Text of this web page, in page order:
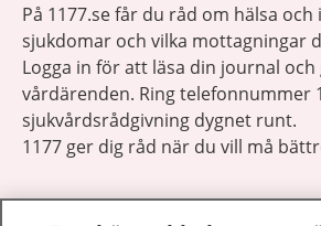
På 1177.se får du råd om hälsa
sjukdomar och vilka mottagningar
Logga in för att läsa din journal och
vårdärenden. Ring telefonnummer
sjukvårdsrådgivning dygnet runt.
1177 ger dig råd när du vill må